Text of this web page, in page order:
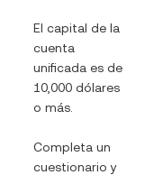
El capital de la
cuenta
unificada es de
10,000 dólares
o más.
Completa un
cuestionario y